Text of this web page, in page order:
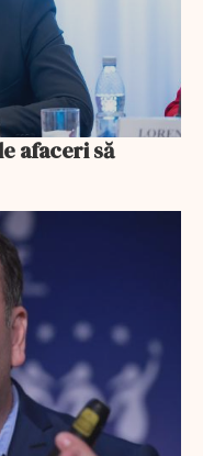
afaceri să